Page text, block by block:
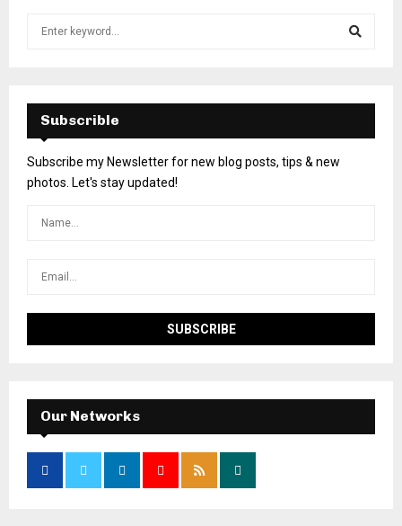
Subscrible
Subscribe my Newsletter for new blog posts, tips & new
photos. Let's stay updated!
Our Networks